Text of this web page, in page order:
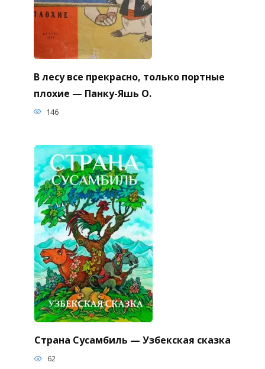
В лесу все прекрасно, только портные
плохие — Панку-Яшь О.
146
Страна Сусамбиль — Узбекская сказка
62